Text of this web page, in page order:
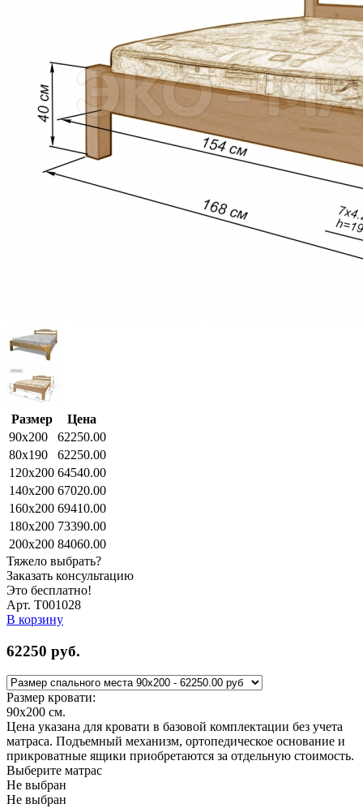
Размер
Цена
90x200
62250.00
80x190
62250.00
120x200 64540.00
140x200 67020.00
160x200 69410.00
180x200 73390.00
200x200 84060.00
Тяжело выбрать?
Заказать консультацию
Это бесплатно!
Арт. Т001028
В корзину
62250 руб.
Размер кровати:
90x200 см.
Цена указана для кровати в базовой комплектации без учета
матраса. Подъемный механизм, ортопедическое основание и
прикроватные ящики приобретаются за отдельную стоимость.
Выберите матрас
Не выбран
Не выбран